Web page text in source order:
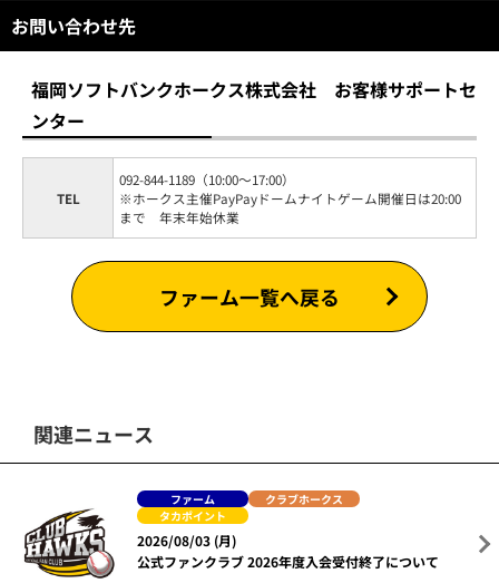
お問い合わせ先
福岡ソフトバンクホークス株式会社 お客様サポートセ
ンター
TEL
092-844-1189（10:00～17:00）
※ホークス主催PayPayドームナイトゲーム開催日は20:00
まで 年末年始休業
ファーム一覧へ戻る
関連ニュース
ファーム
クラブホークス
タカポイント
2026/08/03 (月)
公式ファンクラブ 2026年度入会受付終了について